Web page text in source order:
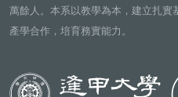
萬餘人。本系以教學為本，建立扎實
產學合作，培育務實能力。